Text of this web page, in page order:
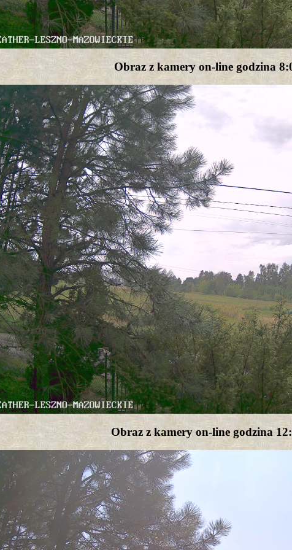
Obraz z kamery on-line godzina
Obraz z kamery on-line godzina